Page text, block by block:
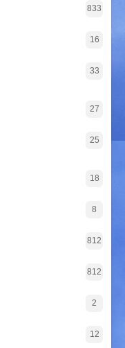
833
16
33
27
25
18
8
812
812
2
12